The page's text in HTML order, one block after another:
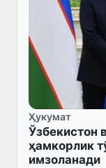
Ҳукумат
Ўзбекистон
ҳамкорлик
имзоланади